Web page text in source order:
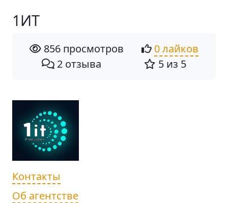
1ИТ
856 просмотров
0 лайков
2 отзыва
5 из 5
Контакты
Об агентстве